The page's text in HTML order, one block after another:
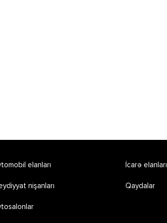
elanları
nişanları
İcarə elanları
Qaydalar